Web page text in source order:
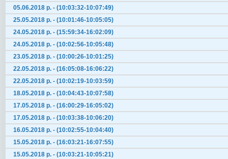
05.06.2018 р. - (10:03:32-10:07:49)
25.05.2018 р. - (10:01:46-10:05:05)
24.05.2018 р. - (15:59:34-16:02:09)
24.05.2018 р. - (10:02:56-10:05:48)
23.05.2018 р. - (10:00:26-10:01:25)
22.05.2018 р. - (16:05:08-16:06:22)
22.05.2018 р. - (10:02:19-10:03:59)
18.05.2018 р. - (10:04:43-10:07:58)
17.05.2018 р. - (16:00:29-16:05:02)
17.05.2018 р. - (10:03:38-10:06:20)
16.05.2018 р. - (10:02:55-10:04:40)
15.05.2018 р. - (16:03:21-16:07:55)
15.05.2018 р. - (10:03:21-10:05:21)